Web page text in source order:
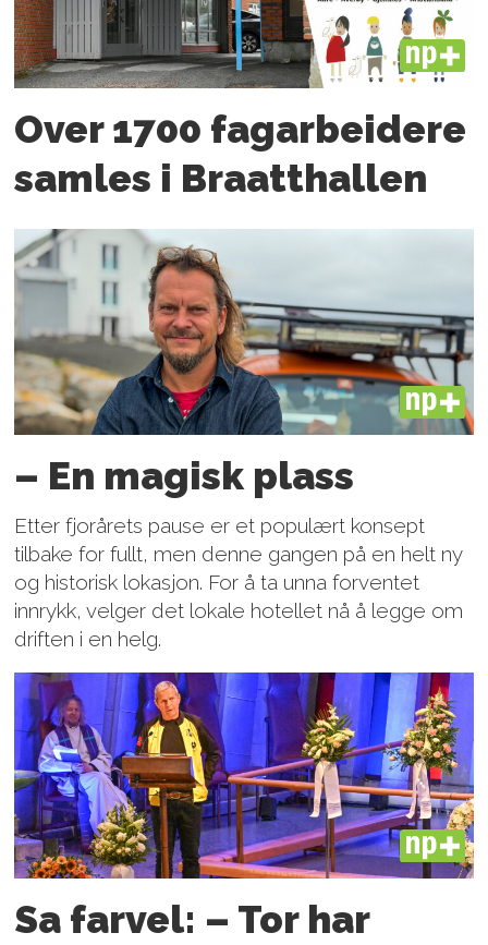
PLUS
Over 1700 fagarbeidere
samles i Braatthallen
PLUS
– En magisk plass
Etter fjorårets pause er et populært konsept
tilbake for fullt, men denne gangen på en helt ny
og historisk lokasjon. For å ta unna forventet
innrykk, velger det lokale hotellet nå å legge om
driften i en helg.
PLUS
Sa farvel: – Tor har